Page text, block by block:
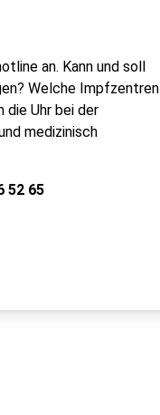
an. Kann und soll
Welche Impfzentren
die Uhr bei der
medizinisch
52 65